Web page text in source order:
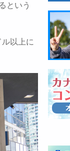
という
以上に